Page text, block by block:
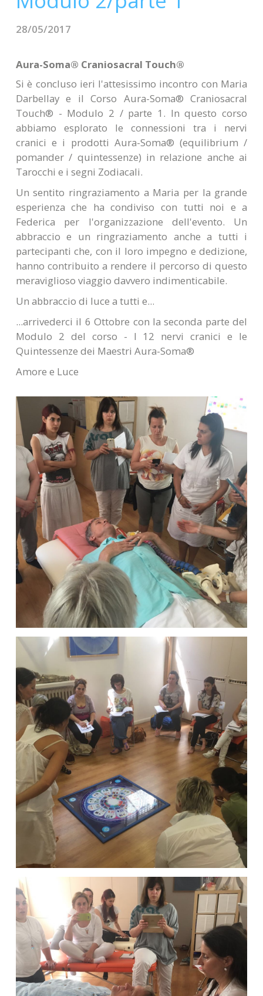
CONTATTI
28/05/2017
Aura-Soma® Craniosacral Touch®
Si è concluso ieri l'attesissimo incontro con Maria
Darbellay e il Corso Aura-Soma® Craniosacral
Touch® - Modulo 2 / parte 1. In questo corso
abbiamo esplorato le connessioni tra i nervi
cranici e i prodotti Aura-Soma® (equilibrium /
pomander / quintessenze) in relazione anche ai
Tarocchi e i segni Zodiacali.
Un sentito ringraziamento a Maria per la grande
esperienza che ha condiviso con tutti noi e a
Federica per l'organizzazione dell'evento. Un
abbraccio e un ringraziamento anche a tutti i
partecipanti che, con il loro impegno e dedizione,
hanno contribuito a rendere il percorso di questo
meraviglioso viaggio davvero indimenticabile.
Un abbraccio di luce a tutti e...
...arrivederci il 6 Ottobre con la seconda parte del
Modulo 2 del corso - I 12 nervi cranici e le
Quintessenze dei Maestri Aura-Soma®
Amore e Luce